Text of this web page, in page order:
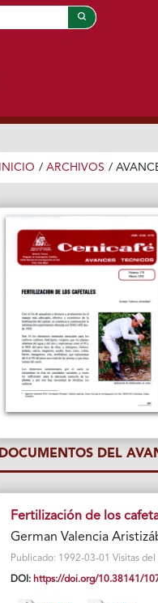
INICIO / ARCHIVOS /
DOCUMENTOS DEL
Fertilización de los
German Valencia
Publicado: 1992-03-01 Visitas
DOI: https://doi.org/10.38141/